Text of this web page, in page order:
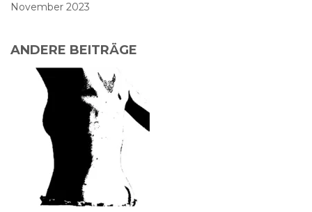
November 2023
ANDERE BEITRÄGE